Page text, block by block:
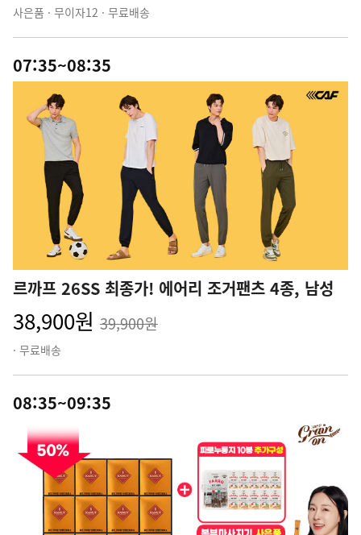
사은품 · 무이자12 · 무료배송
07:35~08:35
르까프 26SS 최종가! 에어리 조거팬츠 4종, 남성
38,900원 39,900원
· 무료배송
08:35~09:35